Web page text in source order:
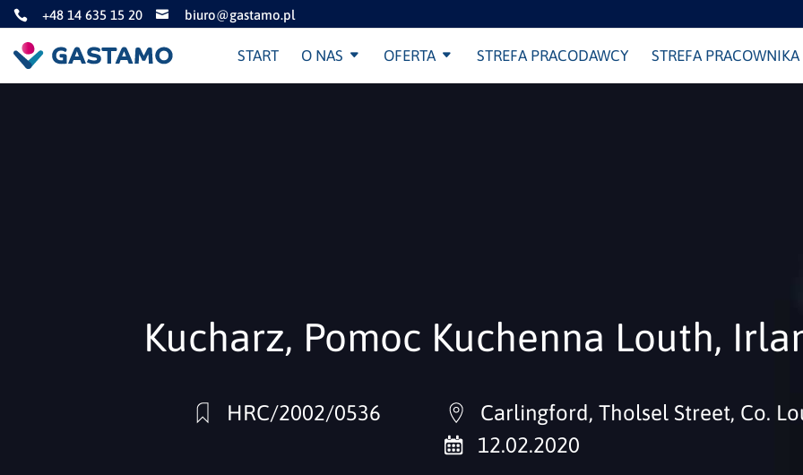
 +48 14 635 15 20  biuro@gastamo.pl
START O NAS OFERTA STREFA PRACODAWCY STREFA PRACOWNIKA
Kucharz, Pomoc Kuchenna Louth,
HRC/2002/0536
Carlingford, Tholsel Street, Co.
12.02.2020